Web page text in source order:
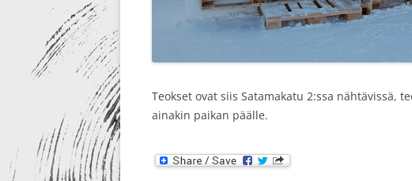
Teokset ovat siis Satamakatu 2:ssa nähtävissä,
ainakin paikan päälle.